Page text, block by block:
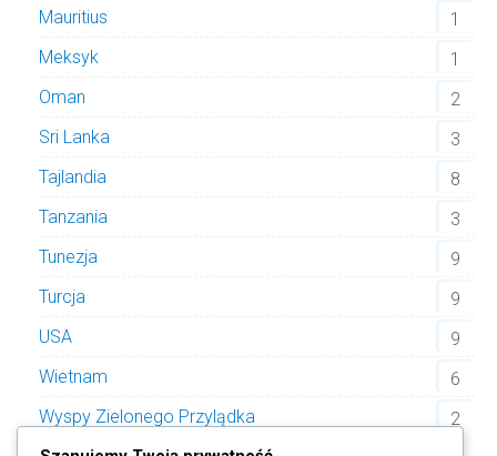
Mauritius
1
Meksyk
1
Oman
2
Sri Lanka
3
Tajlandia
8
Tanzania
3
Tunezja
9
Turcja
9
USA
9
Wietnam
6
Wyspy Zielonego Przylądka
2